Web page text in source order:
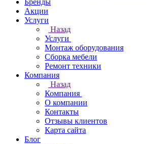
Бренды
Акции
Услуги
Назад
Услуги
Монтаж оборудования
Сборка мебели
Ремонт техники
Компания
Назад
Компания
О компании
Контакты
Отзывы клиентов
Карта сайта
Блог